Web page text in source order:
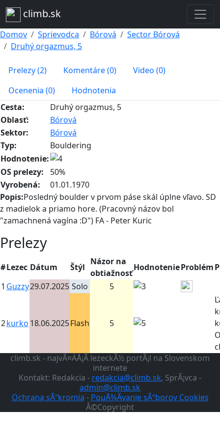
climb.sk
Domov Sprievodca Bórová
Sector Bórová
Druhý orgazmus, 5
Prelezy (2) Komentáre (0)
Video (0)
Ocenenia (0)
Hodnotenia
Cesta:
Druhý orgazmus, 5
Oblasť:
Bórová
Sektor:
Bórová
Typ:
Bouldering
Hodnotenie:
OS prelezy:
50%
Vyrobená:
01.01.1970
Popis:Posledný boulder v prvom páse skál úplne vľavo. SD
z madielok a priamo hore. (Pracovný názov bol
"zamachnená vagína :D") FA - Peter Kuric
Prelezy
#Lezec Dátum Štýl
Názor na
obtiažnosť
HodnotenieProblém
1 Guzzy29.07.2025 Solo 5
2kurko 18.06.2025Flash 5
climb.sk - najvÃ¤ÄÅ¡Ã­ lezeckÃ½ portÃ¡l na Slovenskom
internete
Kontakt: Redakcia - redakcia@climb.sk, SprÃ¡vca -
admin@climb.sk
Ochrana sÃºkromia - PouÅ¾Ã­vanie sÃºborov Cookies
Â©Copyright